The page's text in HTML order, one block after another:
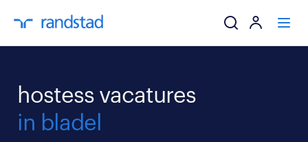
hostess vacatures
in bladel